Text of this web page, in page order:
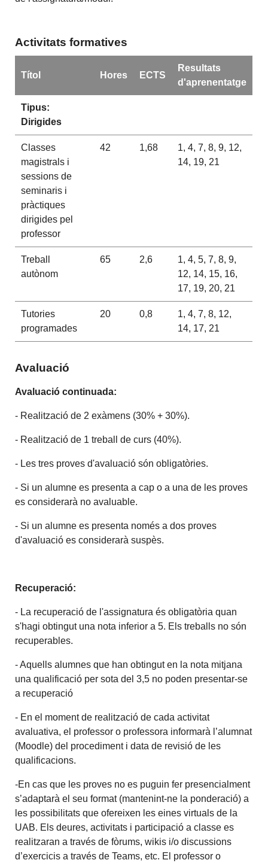
Activitats formatives
Títol Hores ECTS
Resultats
d'aprenentatge
Tipus:
Dirigides
Classes
magistrals i
sessions de
seminaris i
pràctiques
dirigides pel
professor
42 1,68
1, 4, 7, 8, 9, 12,
14, 19, 21
Treball
autònom
65 2,6
1, 4, 5, 7, 8, 9,
12, 14, 15, 16,
17, 19, 20, 21
Tutories
programades
20 0,8
1, 4, 7, 8, 12,
14, 17, 21
Avaluació
Avaluació continuada:
- Realització de 2 exàmens (30% + 30%).
- Realització de 1 treball de curs (40%).
- Les tres proves d'avaluació són obligatòries.
- Si un alumne es presenta a cap o a una de les proves
es considerarà no avaluable.
- Si un alumne es presenta només a dos proves
d'avaluació es considerarà suspès.
Recuperació:
- La recuperació de l'assignatura és obligatòria quan
s'hagi obtingut una nota inferior a 5. Els treballs no són
recuperables.
- Aquells alumnes que han obtingut en la nota mitjana
una qualificació per sota del 3,5 no poden presentar-se
a recuperació
- En el moment de realització de cada activitat
avaluativa, el professor o professora informarà l’alumnat
(Moodle) del procediment i data de revisió de les
qualificacions.
-En cas que les proves no es puguin fer presencialment
s’adaptarà el seu format (mantenint-ne la ponderació) a
les possibilitats que ofereixen les eines virtuals de la
UAB. Els deures, activitats i participació a classe es
realitzaran a través de fòrums, wikis i/o discussions
d’exercicis a través de Teams, etc. El professor o